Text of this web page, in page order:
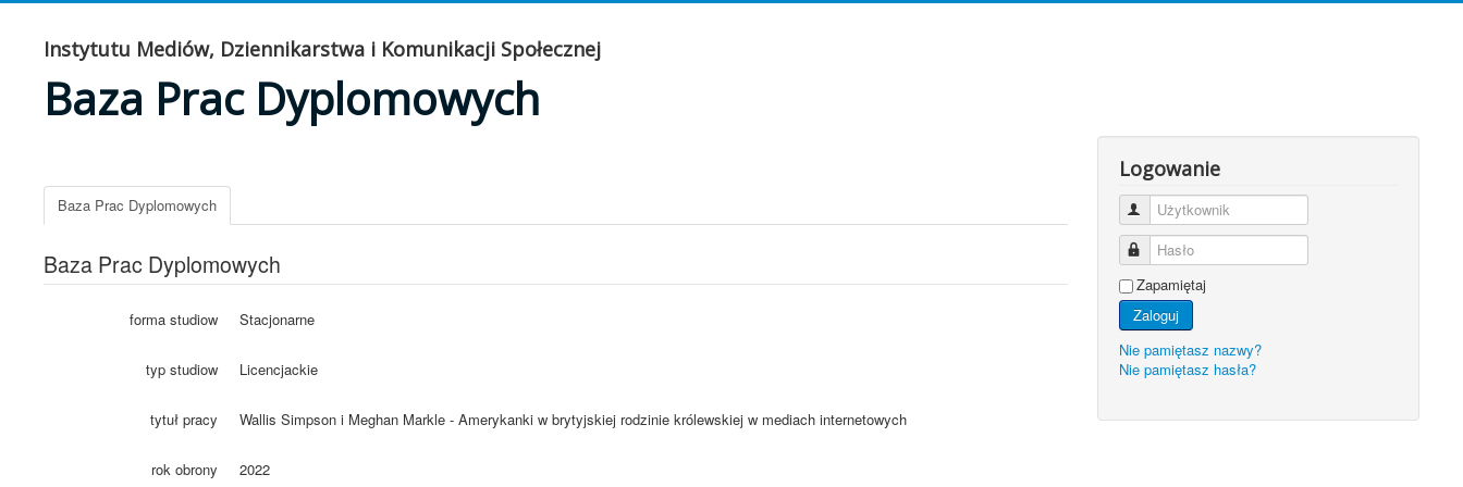
Instytutu Mediów, Dziennikarstwa i Komunikacji Społecznej
Baza Prac Dyplomowych
Baza Prac Dyplomowych
Baza Prac Dyplomowych
forma studiow Stacjonarne
typ studiow Licencjackie
tytuł pracy Wallis Simpson i Meghan Markle - Amerykanki w brytyjskiej rodzinie królewskiej w mediach internetowych
rok obrony 2022
Logowanie
Użytkownik
Hasło
Zapamiętaj
Zaloguj
Nie pamiętasz nazwy?
Nie pamiętasz hasła?